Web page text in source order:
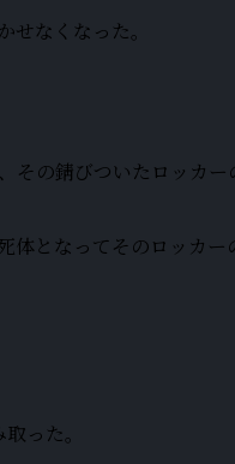
なくなった。
の錆びついたロッカ
となってそのロッカー
った。